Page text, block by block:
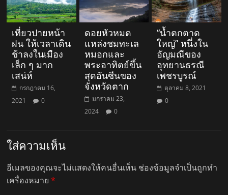
เที่ยวปายหน้า
ฝน ให้เวลาเดิน
ช้าลงในเมือง
เล็ก ๆ มาก
เสน่ห์
กรกฎาคม 16,
2021
0
ดอยหัวหมด
แหล่งชมทะเล
หมอกและ
พระอาทิตย์ขึ้น
สุดอันซีนของ
จังหวัดตาก
มกราคม 23,
2024
0
“น้ำตกตาด
ใหญ่” หนึ่งใน
อัญมณีของ
อุทยานธรณี
เพชรบูรณ์
ตุลาคม 8, 2021
0
ใส่ความเห็น
อีเมลของคุณจะไม่แสดงให้คนอื่นเห็น ช่องข้อมูลจำเป็นถูกทำ
เครื่องหมาย*